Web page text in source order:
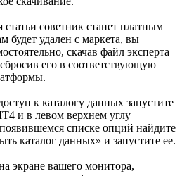
советник станет платным
будет удален с маркета, вы
скачав файл эксперта
его в соответствующую
к каталогу данных запустите
и в левом верхнем углу
списке опций найдите
каталог данных» и запустите ее.
экране вашего монитора,